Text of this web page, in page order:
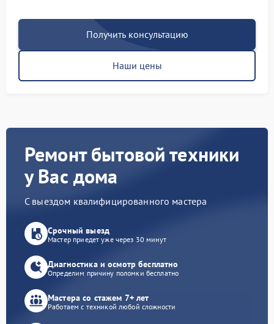
Получить консультацию
Наши цены
Ремонт бытовой техники
у Вас дома
С выездом квалифицированного мастера
Срочный выезд
Мастер приедет уже через 30 минут
Диагностика и осмотр бесплатно
Определим причину поломки бесплатно
Мастера со стажем 7+ лет
Работаем с техникой любой сложности